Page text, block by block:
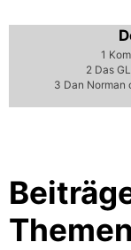
1
2 Das
3 Dan Norman